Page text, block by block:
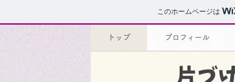
このホームページは
トップ プロフィール